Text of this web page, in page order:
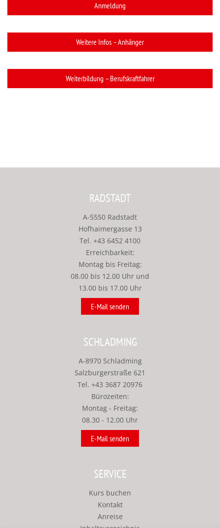
Anmeldung
Weitere Infos – Anhänger
Weiterbildung – Berufskraftfahrer
RADSTADT
A-5550 Radstadt
Hofhaimergasse 13
Tel. +43 6452 4100
Erreichbarkeit:
Montag bis Freitag:
08.00 bis 12.00 Uhr und
13.00 bis 17.00 Uhr
E-Mail senden
SCHLADMING
A-8970 Schladming
Salzburgerstraße 621
Tel. +43 3687 20976
Bürozeiten:
Montag - Freitag:
08.30 - 12.00 Uhr
E-Mail senden
SERVICE
Kurs buchen
Kontakt
Anreise